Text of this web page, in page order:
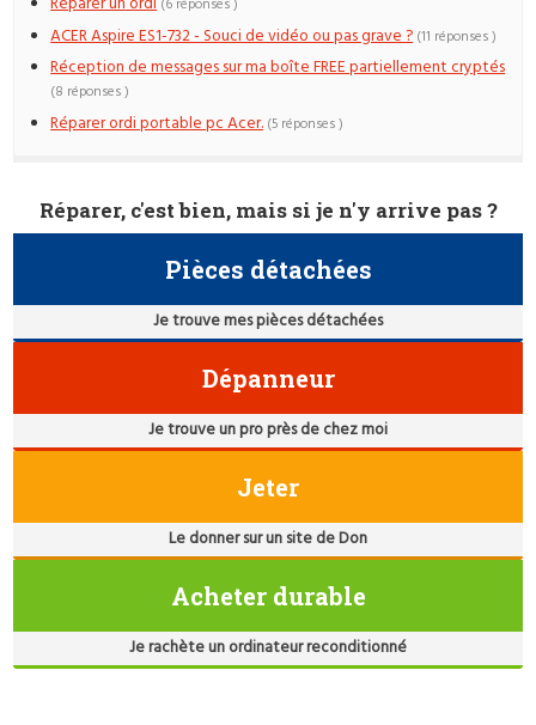
(6 réponses )
ACER Aspire ES1-732 - Souci de vidéo ou pas grave ? (11 réponses )
Réception de messages sur ma boîte FREE partiellement cryptés
(8 réponses )
Réparer ordi portable pc Acer. (5 réponses )
Réparer, c'est bien, mais si je n'y arrive pas ?
Pièces détachées
Je trouve mes pièces détachées
Dépanneur
Je trouve un pro près de chez moi
Jeter
Le donner sur un site de Don
Acheter durable
Je rachète un ordinateur reconditionné